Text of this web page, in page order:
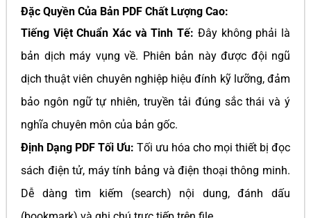
Đặc Quyền Của Bản PDF Chất Lượng Cao:
Tiếng Việt Chuẩn Xác và Tinh Tế: Đây không phải là
bản dịch máy vụng về. Phiên bản này được đội ngũ
dịch thuật viên chuyên nghiệp hiệu đính kỹ lưỡng, đảm
bảo ngôn ngữ tự nhiên, truyền tải đúng sắc thái và ý
nghĩa chuyên môn của bản gốc.
Định Dạng PDF Tối Ưu: Tối ưu hóa cho mọi thiết bị đọc
sách điện tử, máy tính bảng và điện thoại thông minh.
Dễ dàng tìm kiếm (search) nội dung, đánh dấu